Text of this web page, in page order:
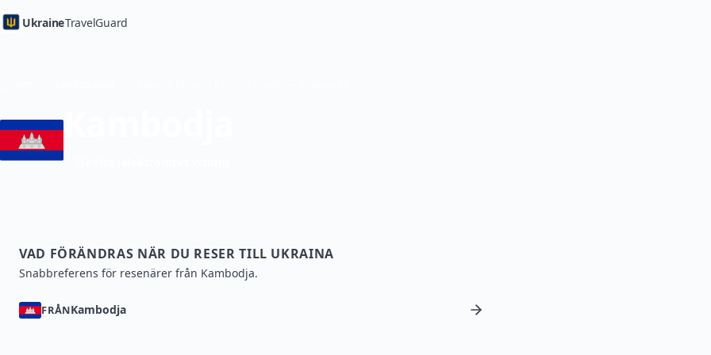
UkraineTravelGuard
VAD FÖRÄNDRAS NÄR DU RESER TILL UKRAINA
Snabbreferens för resenärer från Kambodja.
FRÅNKambodja